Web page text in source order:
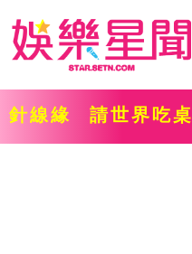
針線緣 請世界吃桌